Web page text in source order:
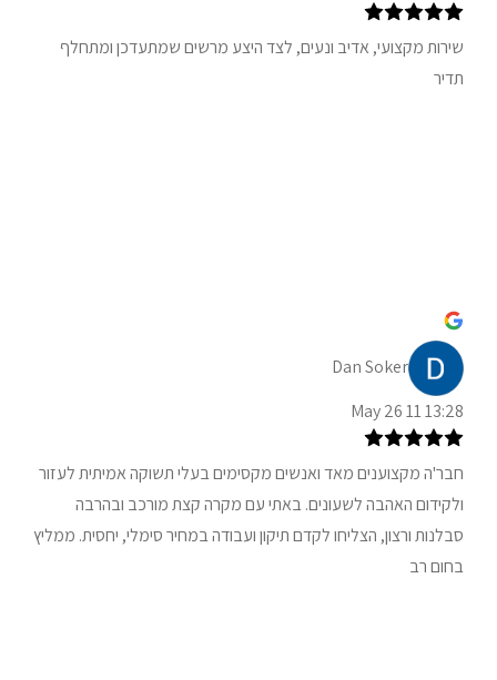
שירות מקצועי, אדיב ונעים, לצד היצע מרשים שמתעדכן ומתחלף
תדיר
Dan Soker
13:28 11 May 26
חבר'ה מקצוענים מאד ואנשים מקסימים בעלי תשוקה אמיתית לעזור
ולקידום האהבה לשעונים. באתי עם מקרה קצת מורכב ובהרבה
סבלנות ורצון, הצליחו לקדם תיקון ועבודה במחיר סימלי, יחסית. ממליץ
בחום רב